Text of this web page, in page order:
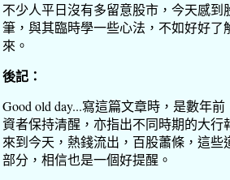
不少人平日沒有多留意股市，今天感
筆，與其臨時學一些心法，不如好好
來。
後記：
Good old day...寫這篇文章時，是數年
資者保持清醒，亦指出不同時期的大行
來到今天，熱錢流出，百股蕭條，這
部分，相信也是一個好提醒。